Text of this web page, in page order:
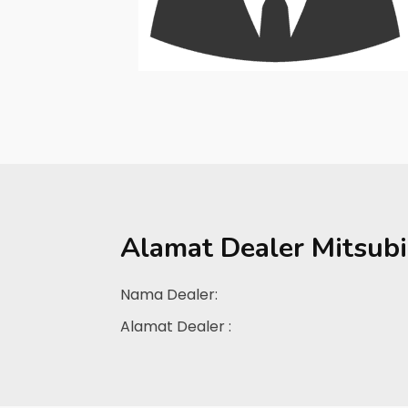
Alamat Dealer
Nama Dealer:
Alamat Dealer :